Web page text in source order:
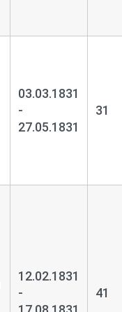
03.03.1831
-
27.05.1831
31
12.02.1831
-
41